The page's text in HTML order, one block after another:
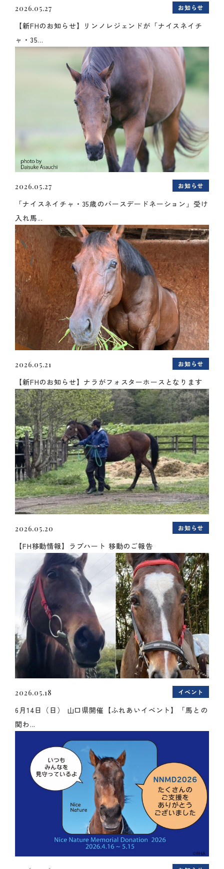
2026.05.27 お知らせ
【新FHのお知らせ】リンノレジェンドが「ナイスネイチ
ャ・35...
2026.05.27 お知らせ
「ナイスネイチャ・35歳のバースデードネーション」受け
入れ馬...
2026.05.21 お知らせ
【新FHのお知らせ】ナラがフォスターホースとなります
2026.05.20 お知らせ
【FH移動情報】ラブハート 移動のご報告
2026.05.18 イベント
6月14日（日） 山口県開催【ふれあいイベント】「馬との
関わ...